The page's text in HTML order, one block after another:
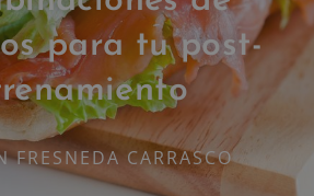
para tu post-
FRESNEDA CARRASCO